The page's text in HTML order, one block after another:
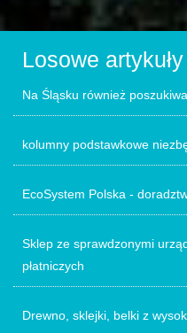
Losowe artykuły
Na Śląsku również
kolumny podstawkowe
EcoSystem Polska -
Sklep ze sprawdzonymi
płatniczych
Drewno, sklejki, belki z